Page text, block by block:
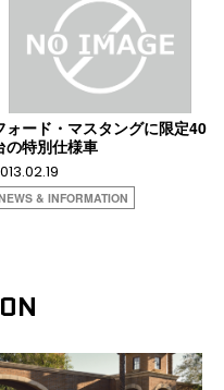
ォード・マスタングに限定40
の特別仕様車
& INFORMATION